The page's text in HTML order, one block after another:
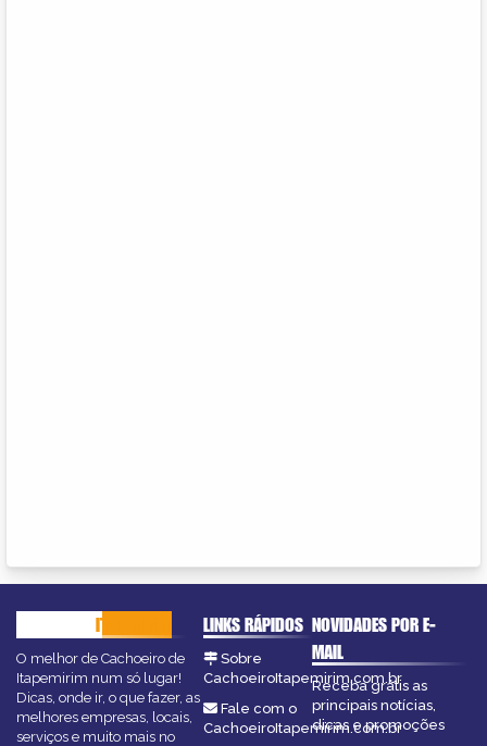
ITAPEMIRIM
O melhor de Cachoeiro de
Itapemirim num só lugar!
Dicas, onde ir, o que fazer, as
melhores empresas, locais,
serviços e muito mais no
LINKS RÁPIDOS
Sobre
CachoeiroItapemirim.com.br
Fale com o
CachoeiroItapemirim.com.br
NOVIDADES POR E-
MAIL
Receba grátis as
principais notícias,
dicas e promoções